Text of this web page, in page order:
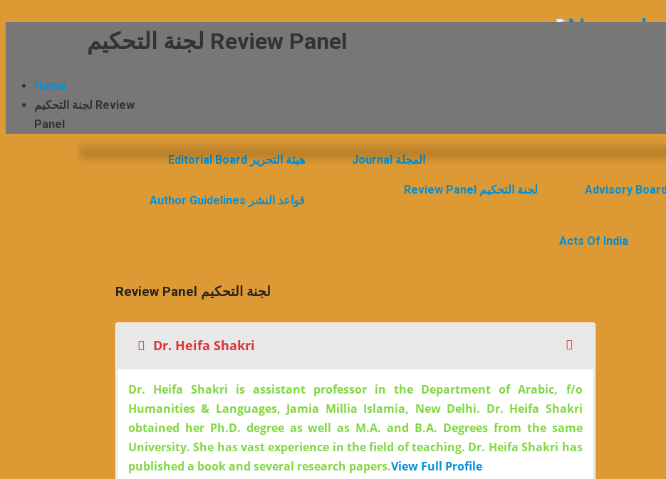
Journal المجلة
Review Panel لجنة التحكيم
Editorial Board هيئة التحرير
Author Guidelines قواعد النشر
Acts Of India
لجنة التحكيم Review Panel
Home
لجنة التحكيم Review
Panel
Review Panel لجنة التحكيم
Dr. Heifa Shakri
Dr. Heifa Shakri is assistant professor in the Department of Arabic, f/o
Humanities & Languages, Jamia Millia Islamia, New Delhi. Dr. Heifa Shakri
obtained her Ph.D. degree as well as M.A. and B.A. Degrees from the same
University. She has vast experience in the field of teaching. Dr. Heifa Shakri has
published a book and several research papers.View Full Profile